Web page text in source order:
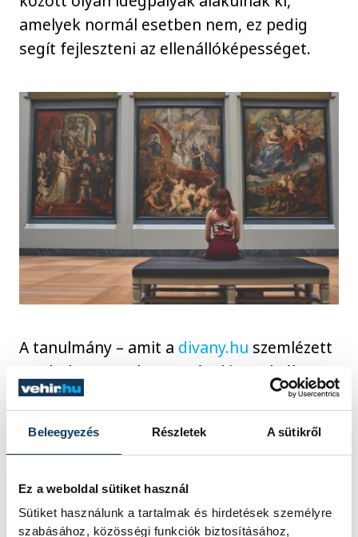
Beleegyezés Részletek A sütikről
Ez a weboldal sütiket használ
Sütiket használunk a tartalmak és hirdetések személyre
szabásához, közösségi funkciók biztosításához,
amelyek normál esetben nem, ez pedig
segít fejleszteni az ellenállóképességet.
A tanulmány – amit a divany.hu szemlézett
– még hasznos útmutatóval is szolgál egy
múzeumlátogatónak. Mint írják, a
töltenek egy kép keletkezéstörténetének
hogy elmélyednének a tényleges alkotás
rejtelmeiben. Maradva a festmény